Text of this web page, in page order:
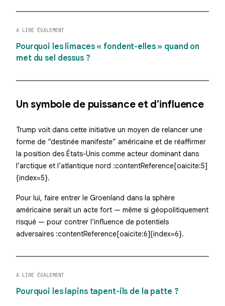
A LIRE ÉGALEMENT
Pourquoi les limaces « fondent-elles » quand on
met du sel dessus ?
Un symbole de puissance et d’influence
Trump voit dans cette initiative un moyen de relancer une
forme de “destinée manifeste” américaine et de réaffirmer
la position des États-Unis comme acteur dominant dans
l’arctique et l’atlantique nord :contentReference[oaicite:5]
{index=5}.
Pour lui, faire entrer le Groenland dans la sphère
américaine serait un acte fort — même si géopolitiquement
risqué — pour contrer l’influence de potentiels
adversaires :contentReference[oaicite:6]{index=6}.
A LIRE ÉGALEMENT
Pourquoi les lapins tapent-ils de la patte ?